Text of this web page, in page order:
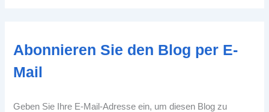
Abonnieren Sie den Blog per E-
Mail
Geben Sie Ihre E-Mail-Adresse ein, um diesen Blog zu